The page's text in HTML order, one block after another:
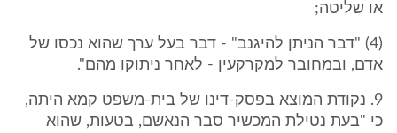
או שליטה;
(4) "דבר הניתן להיגנב" - דבר בעל ערך שהוא נכסו של
אדם, ובמחובר למקרקעין - לאחר ניתוקו מהם".
9. נקודת המוצא בפסק-דינו של בית-משפט קמא היתה,
כי "בעת נטילת המכשיר סבר הנאשם, בטעות, שהוא